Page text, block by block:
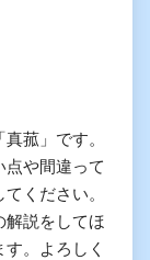
菰」です。
点や間違って
ください。
解説をしてほ
。よろしく